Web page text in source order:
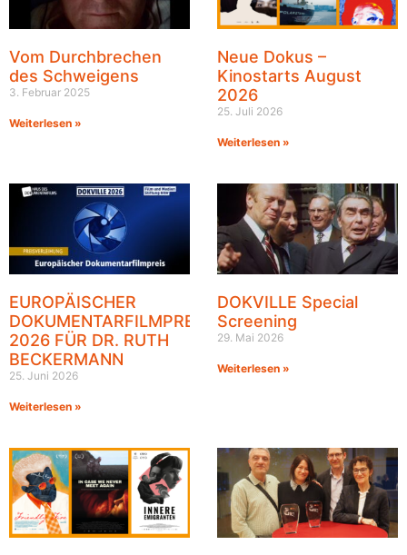
Vom Durchbrechen
des Schweigens
3. Februar 2025
Weiterlesen »
Neue Dokus –
Kinostarts August
2026
25. Juli 2026
Weiterlesen »
EUROPÄISCHER
DOKUMENTARFILMPREIS
2026 FÜR DR. RUTH
BECKERMANN
25. Juni 2026
Weiterlesen »
DOKVILLE Special
Screening
29. Mai 2026
Weiterlesen »